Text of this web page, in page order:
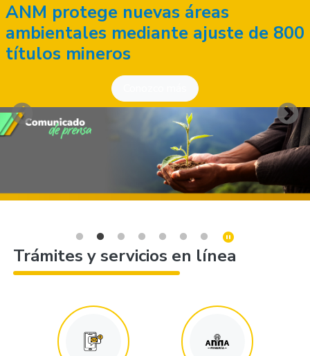
ANM protege nuevas áreas
ambientales mediante ajuste de 800
títulos mineros
Trámites y servicios en línea